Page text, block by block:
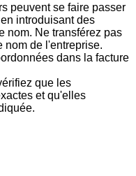
peuvent se faire passer
introduisant des
nom. Ne transférez pas
nom de l'entreprise.
dans la facture
que les
et qu'elles